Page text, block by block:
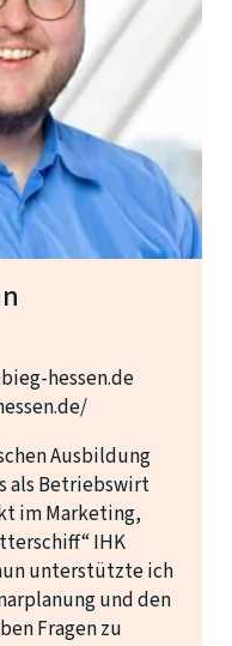
hessen.de
Ausbildung
als Betriebswirt
im Marketing,
IHK
unterstützte ich
und den
Fragen zu